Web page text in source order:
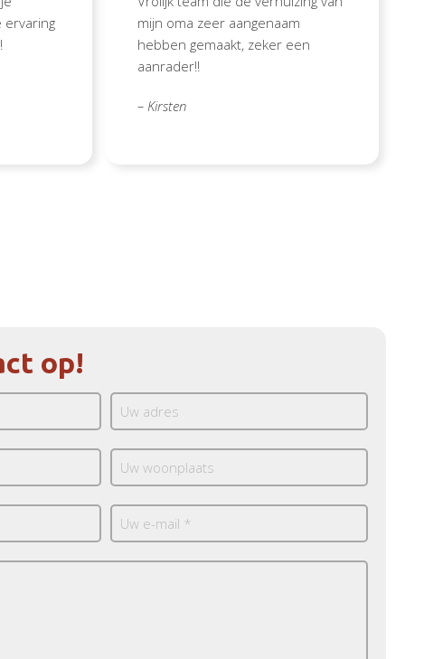
ervaring
mijn oma zeer aangenaam
hebben gemaakt, zeker een
aanrader!!
– Kirsten
op!